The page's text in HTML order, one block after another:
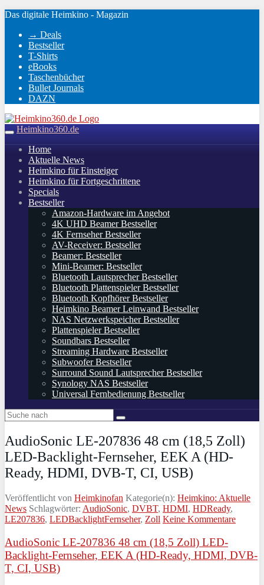
Skip
main
content
Das digitale Heimkino - Magazin
→ Deals
Bestseller
T-Shirts
eBooks
Taschenbücher
Bullet Journals
DAZN
Toggle
navigation
Heimkino360.de
Home
Aktuelle News
Heimkino für Einsteiger
Heimkino für Fortgeschrittene
Specials
Bestseller
Amazon-Hardware im Angebot
4K UHD Beamer Bestseller
4K Fernseher Bestseller
AV-Receiver: Bestseller
Beamer: Bestseller
Mini-Beamer: Bestseller
Bluetooth Lautsprecher Bestseller
Bluetooth Plattenspieler Bestseller
Bluetooth Kopfhörer Bestseller
Heimkino Beamer Leinwand Bestseller
NAS Netzwerkspeicher Bestseller
Plattenspieler Bestseller
Soundbars Bestseller
Streaming Hardware Bestseller
Subwoofer Bestseller
Surround Sound Lautsprecher Bestseller
Synology NAS Bestseller
Universal Fernbedienung Bestseller
AudioSonic LE-207836 48 cm (18,5 Zoll)
LED-Backlight-Fernseher, EEK A (HD-
Ready, HDMI, DVB-T, CI, USB)
Veröffentlicht von Heimkinofan Kategorie(n): Heimkino: Aktuelle
News Schlagwörter: AudioSonic, DVBT, HDMI, HDReady,
LE207836, LEDBacklightFernseher, Zoll Keine Kommentare
AudioSonic LE-207836 48 cm (18,5 Zoll) LED-
Backlight-Fernseher, EEK A (HD-Ready, HDMI, DVB-
T, CI, USB)